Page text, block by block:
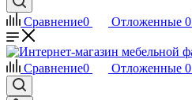
Сравнение0 Отложенные 0
Сравнение0 Отложенные 0